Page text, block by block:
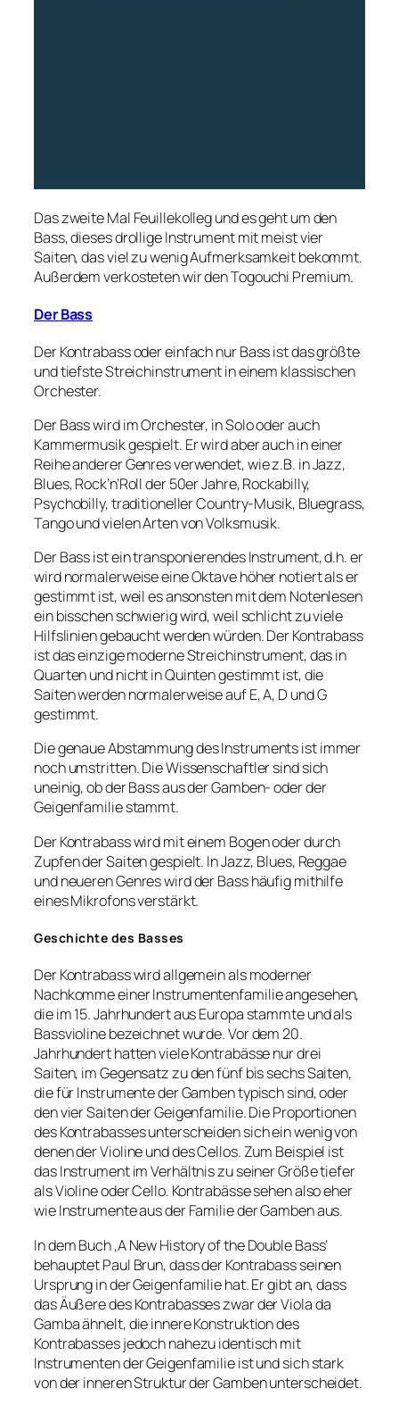
Das zweite Mal Feuillekolleg und es geht um den
Bass, dieses drollige Instrument mit meist vier
Saiten, das viel zu wenig Aufmerksamkeit bekommt.
Außerdem verkosteten wir den Togouchi Premium.
Der Bass
Der Kontrabass oder einfach nur Bass ist das größte
und tiefste Streichinstrument in einem klassischen
Orchester.
Der Bass wird im Orchester, in Solo oder auch
Kammermusik gespielt. Er wird aber auch in einer
Reihe anderer Genres verwendet, wie z.B. in Jazz,
Blues, Rock’n’Roll der 50er Jahre, Rockabilly,
Psychobilly, traditioneller Country-Musik, Bluegrass,
Tango und vielen Arten von Volksmusik.
Der Bass ist ein transponierendes Instrument, d.h. er
wird normalerweise eine Oktave höher notiert als er
gestimmt ist, weil es ansonsten mit dem Notenlesen
ein bisschen schwierig wird, weil schlicht zu viele
Hilfslinien gebaucht werden würden. Der Kontrabass
ist das einzige moderne Streichinstrument, das in
Quarten und nicht in Quinten gestimmt ist, die
Saiten werden normalerweise auf E, A, D und G
gestimmt.
Die genaue Abstammung des Instruments ist immer
noch umstritten. Die Wissenschaftler sind sich
uneinig, ob der Bass aus der Gamben- oder der
Geigenfamilie stammt.
Der Kontrabass wird mit einem Bogen oder durch
Zupfen der Saiten gespielt. In Jazz, Blues, Reggae
und neueren Genres wird der Bass häufig mithilfe
eines Mikrofons verstärkt.
Geschichte des Basses
Der Kontrabass wird allgemein als moderner
Nachkomme einer Instrumentenfamilie angesehen,
die im 15. Jahrhundert aus Europa stammte und als
Bassvioline bezeichnet wurde. Vor dem 20.
Jahrhundert hatten viele Kontrabässe nur drei
Saiten, im Gegensatz zu den fünf bis sechs Saiten,
die für Instrumente der Gamben typisch sind, oder
den vier Saiten der Geigenfamilie. Die Proportionen
des Kontrabasses unterscheiden sich ein wenig von
denen der Violine und des Cellos. Zum Beispiel ist
das Instrument im Verhältnis zu seiner Größe tiefer
als Violine oder Cello. Kontrabässe sehen also eher
wie Instrumente aus der Familie der Gamben aus.
In dem Buch ‚A New History of the Double Bass‘
behauptet Paul Brun, dass der Kontrabass seinen
Ursprung in der Geigenfamilie hat. Er gibt an, dass
das Äußere des Kontrabasses zwar der Viola da
Gamba ähnelt, die innere Konstruktion des
Kontrabasses jedoch nahezu identisch mit
Instrumenten der Geigenfamilie ist und sich stark
von der inneren Struktur der Gamben unterscheidet.